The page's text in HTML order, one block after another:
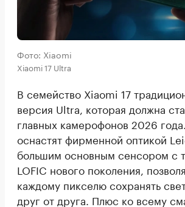
Фото: Xiaomi
Xiaomi 17 Ultra
В семейство Xiaomi 17
версия Ultra, которая должна
главных камерофонов 2026
оснастят фирменной оптикой
большим основным сенсором с
LOFIC нового поколения,
каждому пикселю сохранять
друг от друга. Плюс ко всему